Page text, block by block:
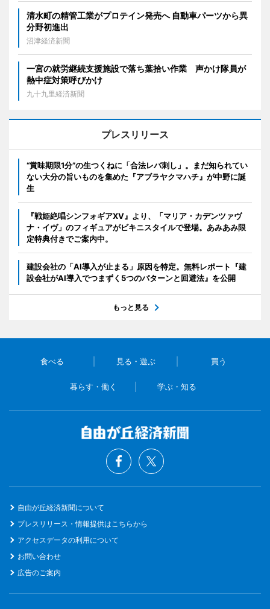
清水町の精管工業がプロテイン発売へ 自動車パーツから異
分野初進出
沼津経済新聞
一宮の就労継続支援施設で落ち葉拾い作業 声かけ隊員が
熱中症対策呼びかけ
九十九里経済新聞
プレスリリース
“賞味期限1分”の生つくねに「合法レバ刺し」。まだ知られてい
ない大分の旨いものを集めた『アブラヤクマハチ』が中野に誕
生
『戦姫絶唱シンフォギアXV』より、「マリア・カデンツァヴ
ナ・イヴ」のフィギュアがビキニスタイルで登場。あみあみ限
定特典付きでご案内中。
建設会社の「AI導入が止まる」原因を特定。無料レポート『建
設会社がAI導入でつまずく5つのパターンと回避法』を公開
もっと見る
食べる 見る・遊ぶ 買う
暮らす・働く 学ぶ・知る
自由が丘経済新聞について
プレスリリース・情報提供はこちらから
アクセスデータの利用について
お問い合わせ
広告のご案内